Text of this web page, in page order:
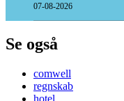
07-08-2026
Se også
comwell
regnskab
hotel